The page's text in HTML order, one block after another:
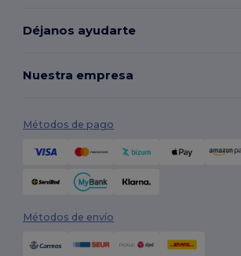
Déjanos ayudarte
Nuestra empresa
Métodos de pago
Métodos de envío